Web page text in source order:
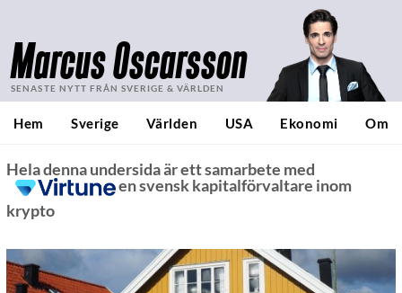
Marcus Oscarsson
SENASTE NYTT FRÅN SVERIGE & VÄRLDEN
Hem Sverige Världen USA Ekonomi Om
Hela denna undersida är ett samarbete med
en svensk kapitalförvaltare inom
krypto